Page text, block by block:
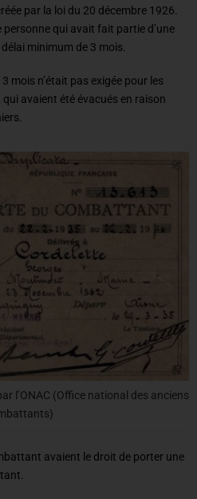
par la loi du 20 décembre 1926.
qui avait fait partie d’une
minimum de 3 mois.
mois n’était pas exigée pour les
, qui avaient été évacués en raison
l’ONAC (Office national des anciens
avaient le droit de porter une